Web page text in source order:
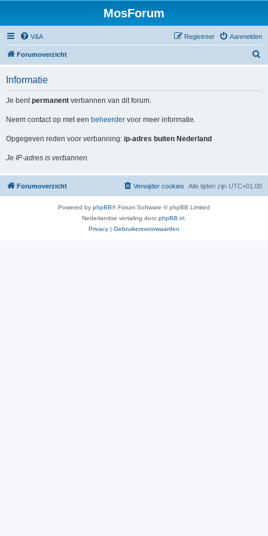
MosForum
V&A Aanmelden
Registreer
Forumoverzicht
Informatie
Je bentpermanent verbannen van dit forum.
Neem contact op met een beheerder voor meer informatie.
Opgegeven reden voor verbanning: ip-adres buiten Nederland
Je IP-adres is verbannen.
Forumoverzicht Alle tijden zijn UTC+01:00
Verwijder cookies
Powered by phpBB® Forum Software © phpBB Limited
Nederlandse vertaling doorphpBB.nl
Privacy | Gebruikersvoorwaarden